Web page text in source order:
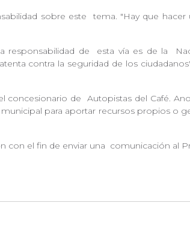
sobre este
tema. "Hay que
responsabilidad de esta vía es de la
contra la seguridad de los
concesionario de
Autopistas del Café.
municipal para aportar recursos propios o
con el fin de enviar una comunicación al